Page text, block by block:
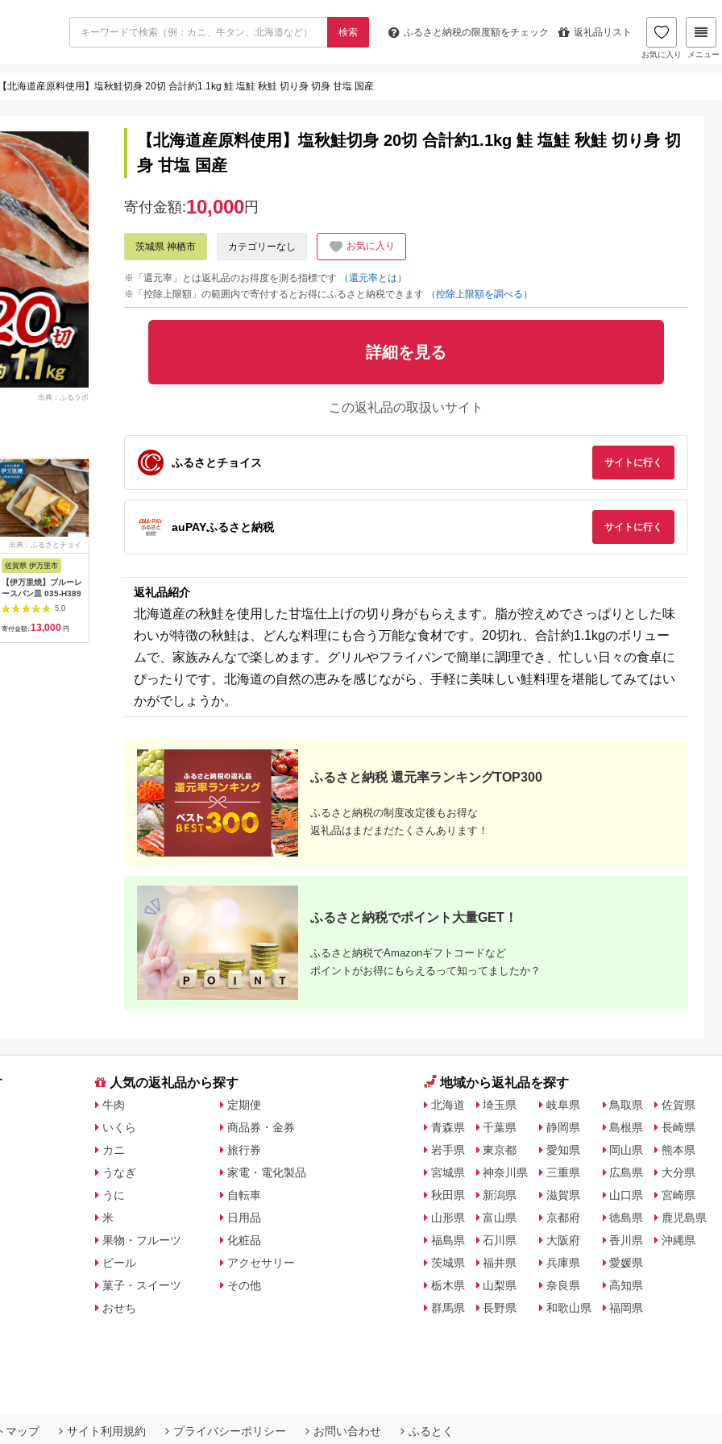
検索 ふるさと納税の限度額をチェック 返礼品リスト
お気に入り メニュー
【北海道産原料使用】塩秋鮭切身 20切 合計約1.1kg 鮭 塩鮭 秋鮭 切り身 切身 甘塩 国産
出典：ふるラボ
出典：ふるさとチョイ
佐賀県 伊万里市
【伊万里焼】ブルーレ
ースパン皿 035-H389
5.0
寄付金額: 13,000 円
税
縄の海塩］ぬちまーす
ット 【ぬちまーす】
顆粒 シーソルト 人気
返礼品 海塩 沖縄 うる
ま市 果報バンタ
5.0
寄付金額:12,000 円
税
計1.2kg 027-0407
5.0
寄付金額: 14,000 円
税
宮崎県 日向市
オリイカ 魚 フライ す
り身 詰め合わせ
5.0
寄付金額: 14,000円
税
10、30個セット_ 焼
きうに うに ウニ 雲丹
焼きウニ 無添加 おか
ず おつまみ 酒の肴 ご
はんのお供 惣菜 魚介
海産物 岩手県 宮古市
産地直送 冷凍 贈答 ギ
【G1335814】
寄付金額: 24,000 円
出典：楽天ふるさと納
税
【期間限定発送】 [米
吉農園 石川県 志賀町
BA4132] 干柿 干し柿
柿 かき 枯露柿 果物
くだもの ドラフルー
ツ 800グラム 自然の
甘さ 手作り てづくり
5.0
寄付金額: 18,000
出典：ANAのふるさ
【北海道産原料使用】塩秋鮭切身 20切 合計約1.1kg 鮭 塩鮭 秋鮭 切り身 切
身 甘塩 国産
寄付金額:10,000円
茨城県 神栖市 カテゴリーなし お気に入り
※「還元率」とは返礼品のお得度を測る指標です
（還元率とは）
※「控除上限額」の範囲内で寄付するとお得にふるさと納税できます
（控除上限額を調べる）
詳細を見る
この返礼品の取扱いサイト
ふるさとチョイス サイトに行く
auPAYふるさと納税 サイトに行く
返礼品紹介
北海道産の秋鮭を使用した甘塩仕上げの切り身がもらえます。脂が控えめでさっぱりとした味
わいが特徴の秋鮭は、どんな料理にも合う万能な食材です。20切れ、合計約1.1kgのボリュー
ムで、家族みんなで楽しめます。グリルやフライパンで簡単に調理でき、忙しい日々の食卓に
ぴったりです。北海道の自然の恵みを感じながら、手軽に美味しい鮭料理を堪能してみてはい
かがでしょうか。
ふるさと納税 還元率ランキングTOP300
ふるさと納税の制度改定後もお得な
返礼品はまだまだたくさんあります！
ふるさと納税でポイント大量GET！
ふるさと納税でAmazonギフトコードなど
ポイントがお得にもらえるって知ってましたか？
人気の返礼品から探す
牛肉
いくら
カニ
うなぎ
うに
米
果物・フルーツ
ビール
菓子・スイーツ
おせち
定期便
商品券・金券
旅行券
家電・電化製品
自転車
日用品
化粧品
アクセサリー
その他
地域から返礼品を探す
北海道
青森県
岩手県
宮城県
秋田県
山形県
福島県
茨城県
栃木県
群馬県
埼玉県
千葉県
東京都
神奈川県
新潟県
富山県
石川県
福井県
山梨県
長野県
岐阜県
静岡県
愛知県
三重県
滋賀県
京都府
大阪府
兵庫県
奈良県
和歌山県
鳥取県
島根県
岡山県
広島県
山口県
徳島県
香川県
愛媛県
高知県
福岡県
佐賀県
長崎県
熊本県
大分県
宮崎県
鹿児島県
沖縄県
マップ サイト利用規約 プライバシーポリシー お問い合わせ ふるとく